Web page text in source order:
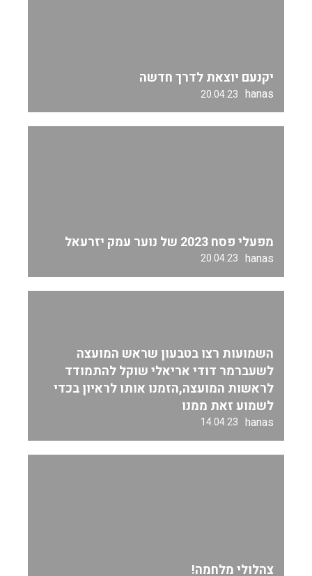
יקנעם יוצאת לדרך חדשה
hanas
20.04.23
מפעלי פסח 2023 של נוער עמק יזרעאל
hanas
20.04.23
השמועות רצו בטבעון שראש המועצה
לשעברמר דודי אריאלי שוקל להתמודד
לראשות המועצה,הזמנו אותו לראיון בכדי
לשמוע זאת ממנו
hanas
14.04.23
צהלולי מלחמה!